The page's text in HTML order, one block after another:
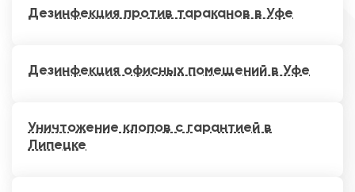
Дезинфекция против тараканов в Уфе
Дезинфекция офисных помещений в Уфе
Уничтожение клопов с гарантией в
Липецке